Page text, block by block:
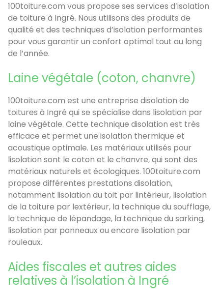
100toiture.com vous propose ses services d’isolation
de toiture à Ingré. Nous utilisons des produits de
qualité et des techniques d’isolation performantes
pour vous garantir un confort optimal tout au long
de l’année.
Laine végétale (coton, chanvre)
100toiture.com est une entreprise disolation de
toitures à Ingré qui se spécialise dans lisolation par
laine végétale. Cette technique disolation est très
efficace et permet une isolation thermique et
acoustique optimale. Les matériaux utilisés pour
lisolation sont le coton et le chanvre, qui sont des
matériaux naturels et écologiques. 100toiture.com
propose différentes prestations disolation,
notamment lisolation du toit par lintérieur, lisolation
de la toiture par lextérieur, la technique du soufflage,
la technique de lépandage, la technique du sarking,
lisolation par panneaux ou encore lisolation par
rouleaux.
Aides fiscales et autres aides
relatives à l’isolation à Ingré